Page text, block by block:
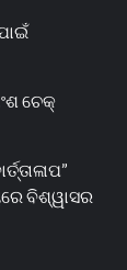
ଚେକ୍
ବିଶ୍ୱାସର